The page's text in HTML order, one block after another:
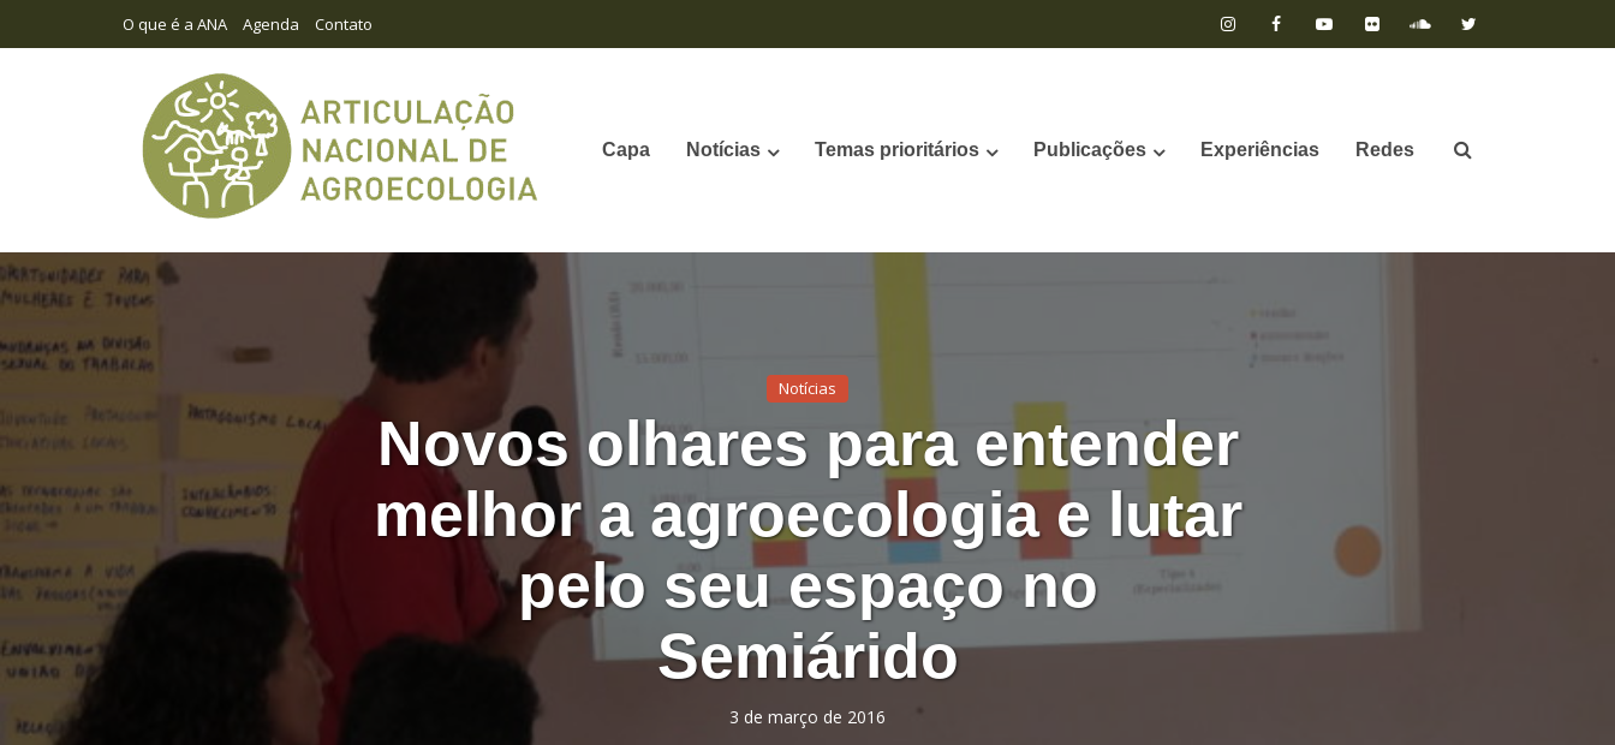
O que é a ANA Agenda Contato
Capa Notícias Temas prioritários Publicações Experiências Redes
Notícias
Novos olhares para entender
melhor a agroecologia e lutar
pelo seu espaço no
Semiárido
3 de março de 2016